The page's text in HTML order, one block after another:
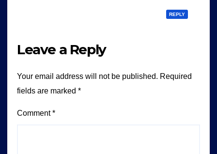
REPLY
Leave a Reply
Your email address will not be published. Required
fields are marked *
Comment*